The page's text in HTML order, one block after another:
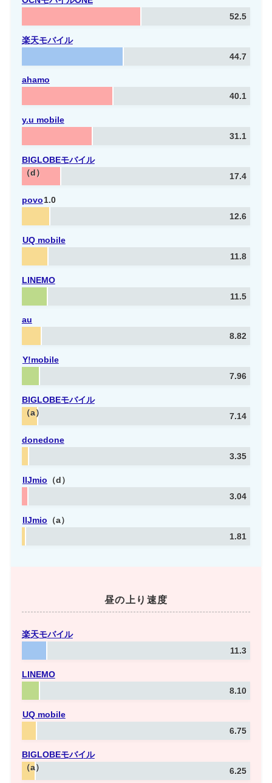
52.5
楽天モバイル
44.7
ahamo
40.1
y.u mobile
31.1
BIGLOBEモバイル
（d）
17.4
povo1.0
12.6
UQ mobile
11.8
LINEMO
11.5
au
8.82
Y!mobile
7.96
BIGLOBEモバイル
（a）
7.14
donedone
3.35
IIJmio （d）
3.04
IIJmio （a）
1.81
昼の上り速度
楽天モバイル
11.3
LINEMO
8.10
UQ mobile
6.75
BIGLOBEモバイル
（a）
6.25